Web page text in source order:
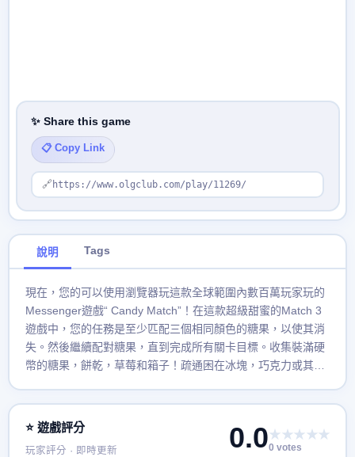
✨ Share this game
📋 Copy Link
🔗 https://www.olgclub.com/play/11269/
說明 Tags
現在，您的可以使用瀏覽器玩這款全球範圍內數百萬玩家玩的
Messenger遊戲“ Candy Match”！在這款超級甜蜜的Match 3
遊戲中，您的任務是至少匹配三個相同顏色的糖果，以使其消
失。然後繼續配對糖果，直到完成所有關卡目標。收集裝滿硬
幣的糖果，餅乾，草莓和箱子！疏通困在冰塊，巧克力或其他
都會收到禮物並參加日常挑戰！立即免費玩Candy Match。您
⭐ 遊戲評分
玩家評分 · 即時更新 0.0★★★★★
0 votes